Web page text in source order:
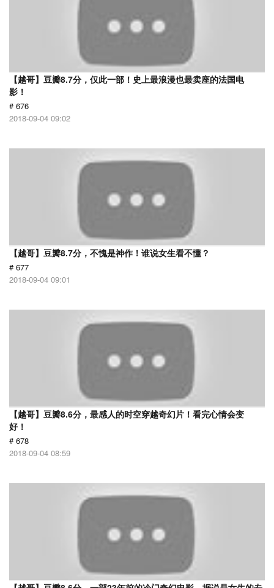
【越哥】豆瓣8.7分，仅此一部！史上最浪漫也最卖座的法国电
影！
# 676
2018-09-04 09:02
【越哥】豆瓣8.7分，不愧是神作！谁说女生看不懂？
# 677
2018-09-04 09:01
【越哥】豆瓣8.6分，最感人的时空穿越奇幻片！看完心情会变
好！
# 678
2018-09-04 08:59